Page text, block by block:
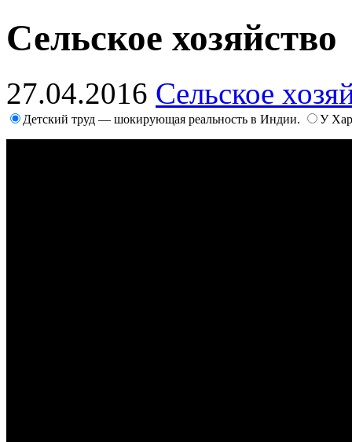
Сельское хозяйство
27.04.2016 Сельское
Детский труд — шокирующая реальность в Индии. У